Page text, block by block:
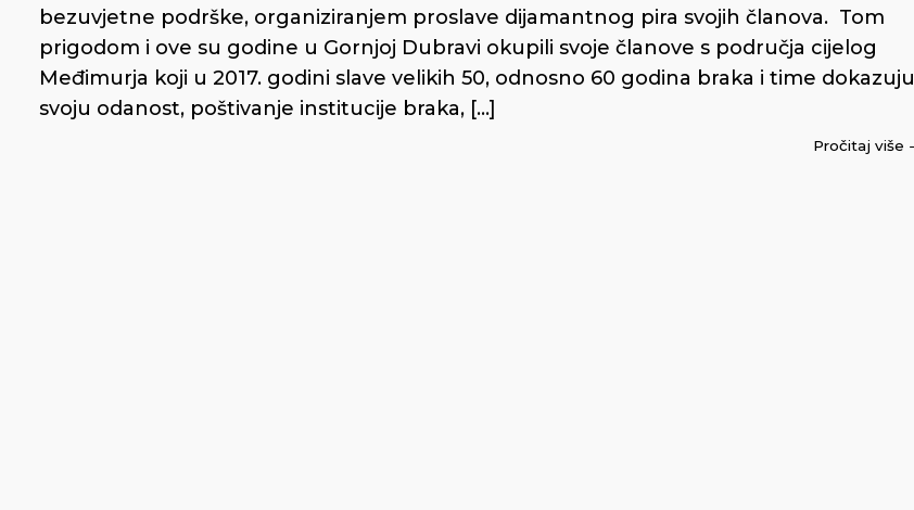
bezuvjetne podrške, organiziranjem proslave dijamantnog pira svojih članova. Tom
prigodom i ove su godine u Gornjoj Dubravi okupili svoje članove s područja cijelog
Međimurja koji u 2017. godini slave velikih 50, odnosno 60 godina braka i time dokazuju
svoju odanost, poštivanje institucije braka, […]
Pročitaj više